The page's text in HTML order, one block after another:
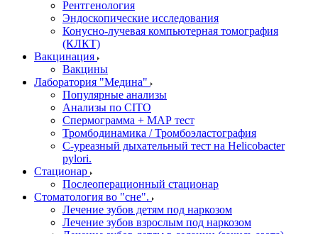
Рентгенология
Эндоскопические исследования
Конусно-лучевая компьютерная томография
(КЛКТ)
Вакцинация
Вакцины
Лаборатория "Медина"
Популярные анализы
Анализы по CITO
Спермограмма + МАР тест
Тромбодинамика / Тромбоэластография
С-уреазный дыхательный тест на Helicobacter
pylori.
Стационар
Послеоперационный стационар
Стоматология во "сне".
Лечение зубов детям под наркозом
Лечение зубов взрослым под наркозом